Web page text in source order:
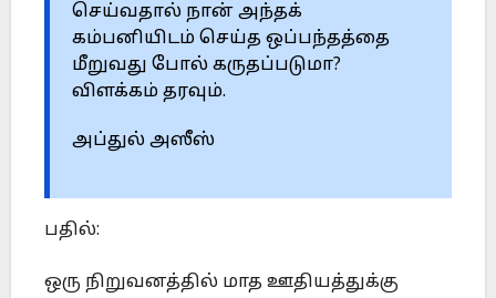
செய்வதால் நான் அந்தக்
கம்பனியிடம் செய்த ஒப்பந்தத்தை
மீறுவது போல் கருதப்படுமா?
விளக்கம் தரவும்.
அப்துல் அஸீஸ்
பதில்:
ஒரு நிறுவனத்தில் மாத ஊதியத்துக்கு